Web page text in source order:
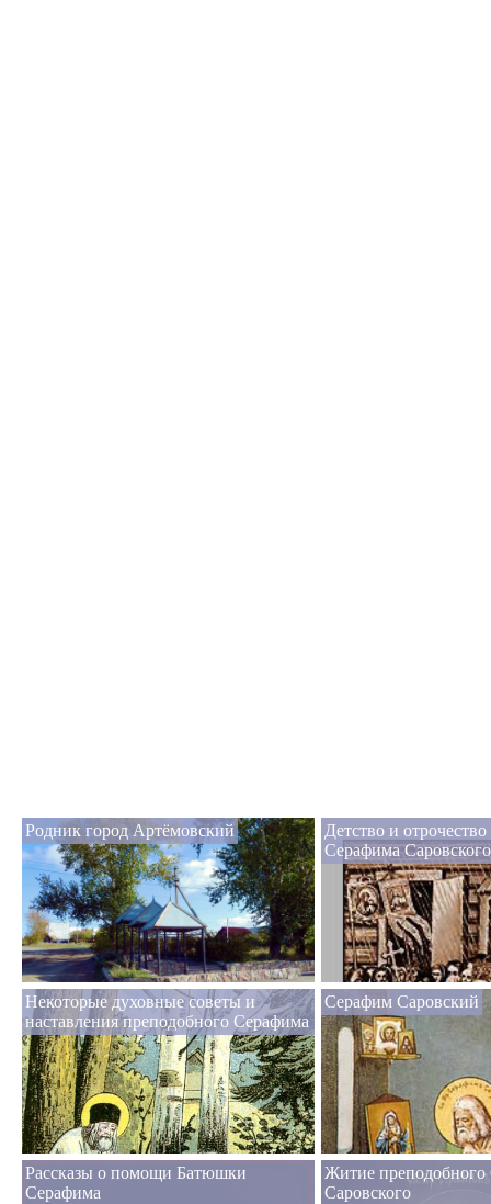
Родник город Артёмовский
Детство и
Серафима Саровского
Некоторые духовные советы и
наставления преподобного Серафима
Серафим Саровский
Рассказы о помощи Батюшки
Серафима
Житие
Саровского